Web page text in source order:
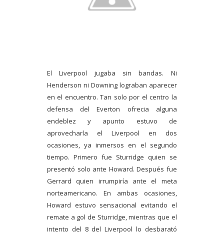
El Liverpool jugaba sin bandas. Ni
Henderson ni Downing lograban aparecer
en el encuentro. Tan solo por el centro la
defensa del Everton ofrecia alguna
endeblez y apunto estuvo de
aprovecharla el Liverpool en dos
ocasiones, ya inmersos en el segundo
tiempo. Primero fue Sturridge quien se
presentó solo ante Howard. Después fue
Gerrard quien irrumpiría ante el meta
norteamericano. En ambas ocasiones,
Howard estuvo sensacional evitando el
remate a gol de Sturridge, mientras que el
intento del 8 del Liverpool lo desbarató